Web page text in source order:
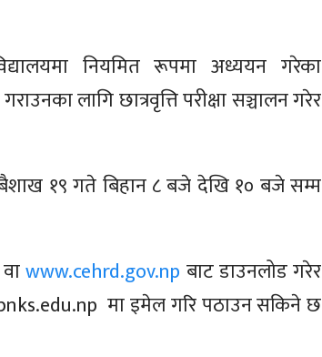
नियमित रूपमा अध्ययन गरेका
लागि छात्रवृत्ति परीक्षा सञ्चालन गरेर
१९ गते बिहान ८ बजे देखि १० बजे सम्म
वाwww.cehrd.gov.np बाट डाउनलोड गरेर
मा इमेल गरि पठाउन सकिने छ